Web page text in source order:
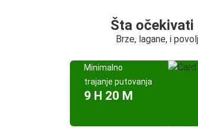
Šta očekivati
Brze, lagane, i
Minimalno
trajanje putovanja
9 H 20 M